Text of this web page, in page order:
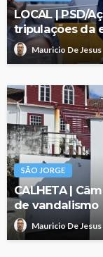
LOCAL | PSD/
tripulações da
Mauricio De Jesus
SÃO JORGE
CALHETA |
de vandalismo
Mauricio De Jesus